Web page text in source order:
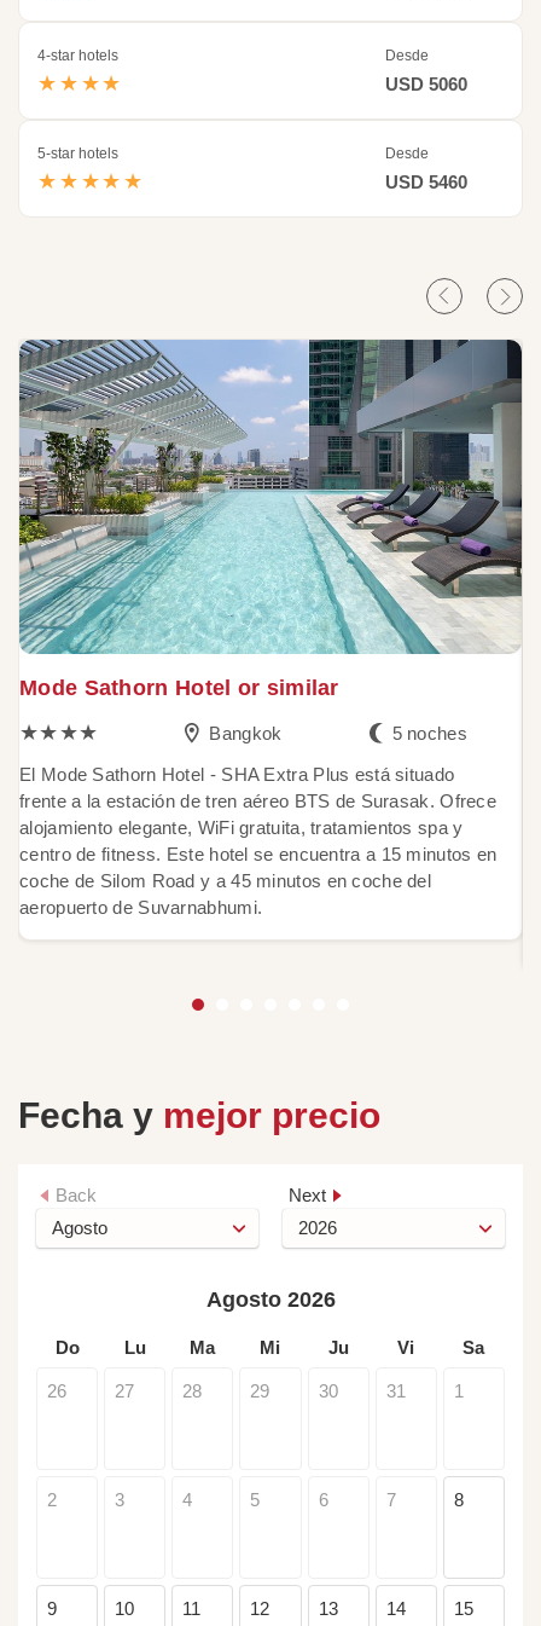
4-star hotels
★★★★
Desde
USD 5060
5-star hotels
★★★★★
Desde
USD 5460
Mode Sathorn Hotel or similar
★★★★
Bangkok 5 noches
El Mode Sathorn Hotel - SHA Extra Plus está situado
frente a la estación de tren aéreo BTS de Surasak. Ofrece
alojamiento elegante, WiFi gratuita, tratamientos spa y
centro de fitness. Este hotel se encuentra a 15 minutos en
coche de Silom Road y a 45 minutos en coche del
aeropuerto de Suvarnabhumi.
Fecha y mejor precio
Back Next
Agosto 2026
Do Lu Ma Mi Ju Vi Sa
26 27 28 29 30 31 1
2 3 4 5 6 7 8
9 10 11 12 13 14 15